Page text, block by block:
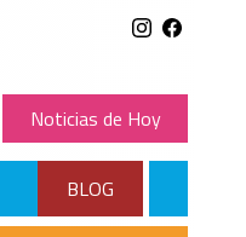
Noticias de Hoy
BLOG